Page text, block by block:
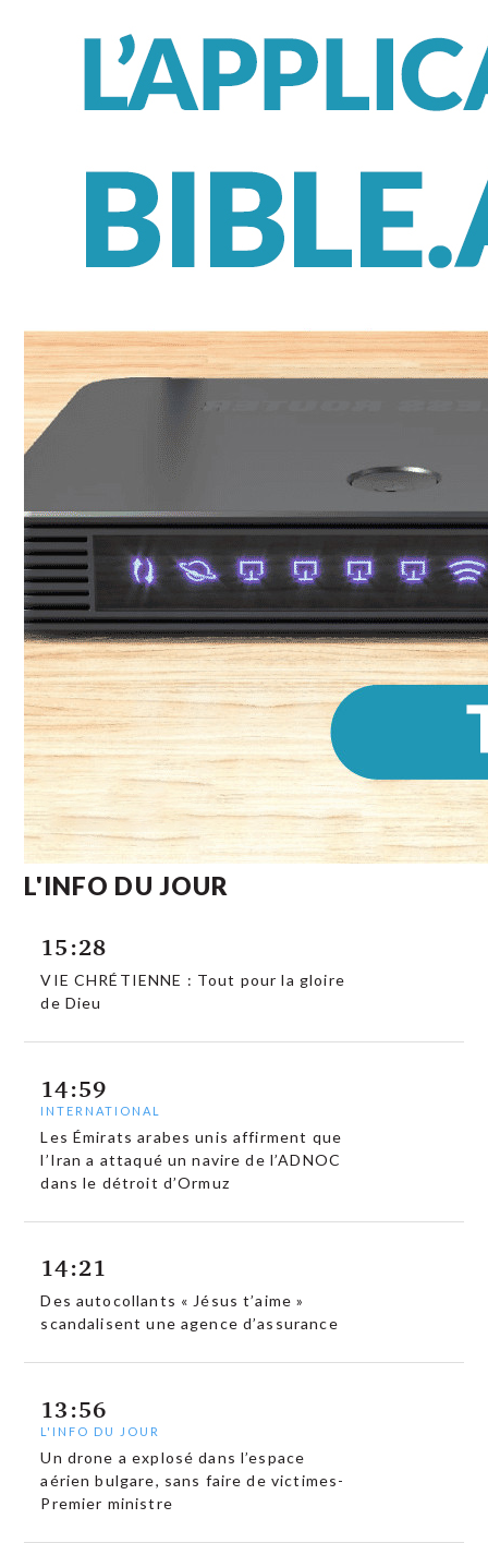
L'INFO DU JOUR
15:28
VIE CHRÉTIENNE : Tout pour la gloire
de Dieu
14:59
INTERNATIONAL
Les Émirats arabes unis affirment que
l’Iran a attaqué un navire de l’ADNOC
dans le détroit d’Ormuz
14:21
Des autocollants « Jésus t’aime »
scandalisent une agence d’assurance
13:56
L'INFO DU JOUR
Un drone a explosé dans l’espace
aérien bulgare, sans faire de victimes-
Premier ministre